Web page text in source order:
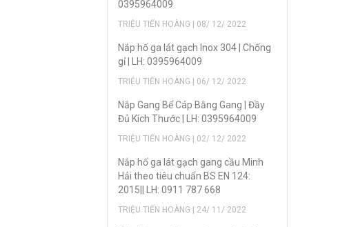
0395964009
TRIỆU TIẾN HOÀNG | 08/ 12/ 2022
Nắp hố ga lát gạch Inox 304 | Chống
gỉ | LH: 0395964009
TRIỆU TIẾN HOÀNG | 06/ 12/ 2022
Nắp Gang Bể Cáp Bằng Gang | Đầy
Đủ Kích Thước | LH: 0395964009
TRIỆU TIẾN HOÀNG | 02/ 12/ 2022
Nắp hố ga lát gạch gang cầu Minh
Hải theo tiêu chuẩn BS EN 124:
2015|| LH: 0911 787 668
TRIỆU TIẾN HOÀNG | 24/ 11/ 2022